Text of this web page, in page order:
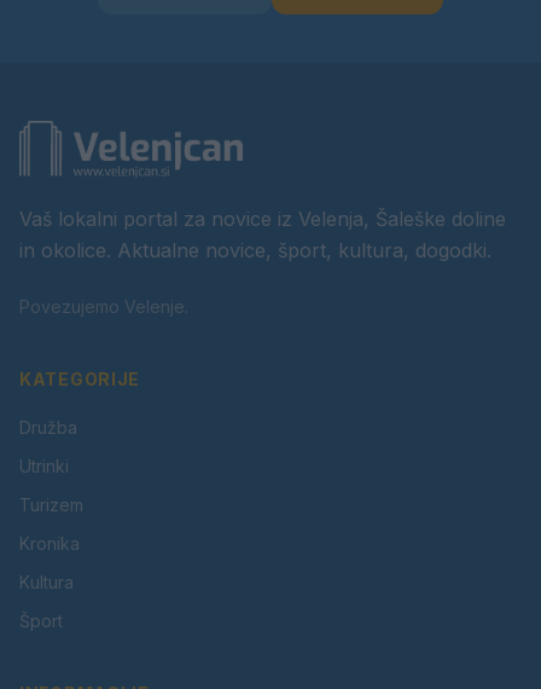
Vaš lokalni portal za novice iz Velenja, Šaleške doline
in okolice. Aktualne novice, šport, kultura, dogodki.
Povezujemo Velenje.
KATEGORIJE
Družba
Utrinki
Turizem
Kronika
Kultura
Šport